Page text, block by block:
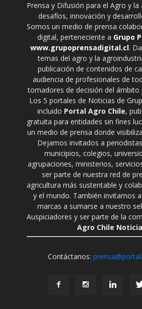
Prensa y Difusión para el Agro y la
desafíos, innovación y
Somos un medio de prensa
digital, perteneciente a Grupo
www.grupoprensadigital.cl.
temas del agro y la
publicación de contenidos de
audiencia de profesionales de
tomadores de decisión del ámbito
Los 5 portales de Noticias de
incluido Portal Agro Chile,
gratuita para entidades sin fines
un medio de prensa donde
Dejamos invitados a
municipios, colegios,
agrupaciones, ministerios,
ser parte de nuestra red de
agricultura más sustentable y
y el mundo. También invitamos
marcas a sumarse a nuestro
Auspiciadores y ser parte de la
Agro Chile
Contáctanos: